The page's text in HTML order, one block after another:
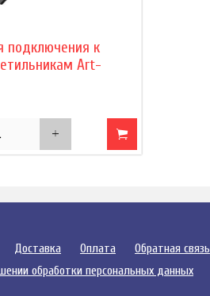
подключения к
Art-
Доставка Оплата Обратная связь
обработки персональных данных